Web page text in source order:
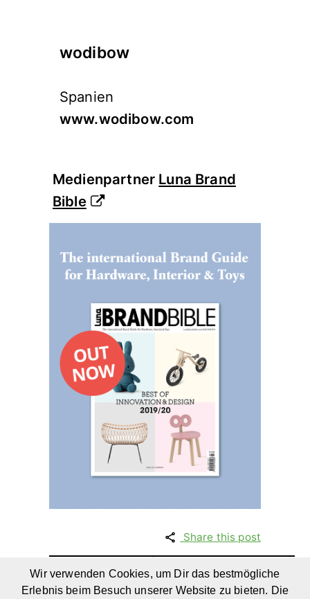
wodibow
Spanien
www.wodibow.com
Medienpartner Luna Brand
Bible
Share this post
Moderne
Aus einem alten
Wir verwenden Cookies, um Dir das bestmögliche
Erlebnis beim Besuch unserer Website zu bieten. Die